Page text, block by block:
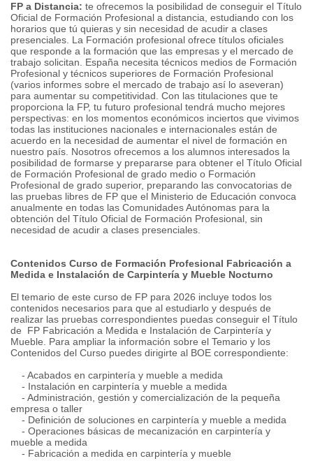
FP a Distancia: te ofrecemos la posibilidad de conseguir el Título
Oficial de Formación Profesional a distancia, estudiando con los
horarios que tú quieras y sin necesidad de acudir a clases
presenciales. La Formación profesional ofrece títulos oficiales
que responde a la formación que las empresas y el mercado de
trabajo solicitan. España necesita técnicos medios de Formación
Profesional y técnicos superiores de Formación Profesional
(varios informes sobre el mercado de trabajo así lo aseveran)
para aumentar su competitividad. Con las titulaciones que te
proporciona la FP, tu futuro profesional tendrá mucho mejores
perspectivas: en los momentos económicos inciertos que vivimos
todas las instituciones nacionales e internacionales están de
acuerdo en la necesidad de aumentar el nivel de formación en
nuestro país. Nosotros ofrecemos a los alumnos interesados la
posibilidad de formarse y prepararse para obtener el Título Oficial
de Formación Profesional de grado medio o Formación
Profesional de grado superior, preparando las convocatorias de
las pruebas libres de FP que el Ministerio de Educación convoca
anualmente en todas las Comunidades Autónomas para la
obtención del Título Oficial de Formación Profesional, sin
necesidad de acudir a clases presenciales.
Contenidos Curso de Formación Profesional Fabricación a
Medida e Instalación de Carpintería y Mueble Nocturno
El temario de este curso de FP para 2026 incluye todos los
contenidos necesarios para que al estudiarlo y después de
realizar las pruebas correspondientes puedas conseguir el Título
de FP Fabricación a Medida e Instalación de Carpintería y
Mueble. Para ampliar la información sobre el Temario y los
Contenidos del Curso puedes dirigirte al BOE correspondiente:
- Acabados en carpintería y mueble a medida
- Instalación en carpintería y mueble a medida
- Administración, gestión y comercialización de la pequeña
empresa o taller
- Definición de soluciones en carpintería y mueble a medida
- Operaciones básicas de mecanización en carpintería y
mueble a medida
- Fabricación a medida en carpintería y mueble